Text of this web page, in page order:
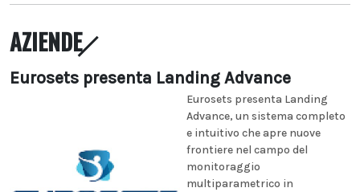
AZIENDE
Eurosets presenta Landing Advance
Eurosets presenta Landing
Advance, un sistema completo
e intuitivo che apre nuove
frontiere nel campo del
monitoraggio
multiparametrico in